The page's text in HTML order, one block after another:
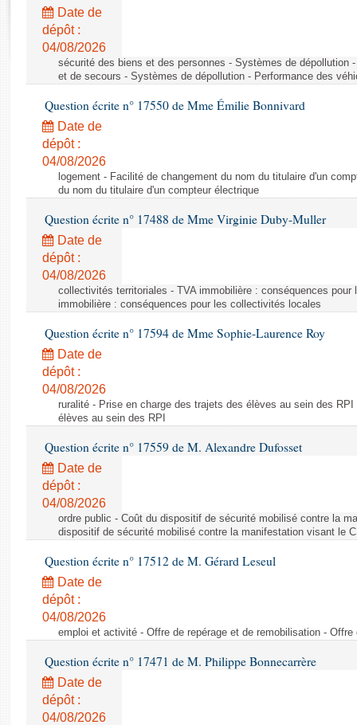
Rapports législatifs
Rapports sur l'application des lois
Baromètre de l’application des lois
Dossiers législatifs
Budget et sécurité sociale
Questions écrites et orales
Comptes rendus des débats
Date de
dépôt :
04/08/2026
sécurité des biens et des personnes - Systèmes de dépollution
et de secours - Systèmes de dépollution - Performance des
Question écrite n° 17550 de Mme Émilie Bonnivard
Date de
dépôt :
04/08/2026
logement - Facilité de changement du nom du titulaire d'un
du nom du titulaire d'un compteur électrique
Question écrite n° 17488 de Mme Virginie Duby-Muller
Date de
dépôt :
04/08/2026
collectivités territoriales - TVA immobilière : conséquences
immobilière : conséquences pour les collectivités locales
Question écrite n° 17594 de Mme Sophie-Laurence Roy
Date de
dépôt :
04/08/2026
ruralité - Prise en charge des trajets des élèves au sein des
élèves au sein des RPI
Question écrite n° 17559 de M. Alexandre Dufosset
Date de
dépôt :
04/08/2026
ordre public - Coût du dispositif de sécurité mobilisé contre la
dispositif de sécurité mobilisé contre la manifestation visant le
Question écrite n° 17512 de M. Gérard Leseul
Date de
dépôt :
04/08/2026
emploi et activité - Offre de repérage et de remobilisation -
Question écrite n° 17471 de M. Philippe Bonnecarrère
Date de
dépôt :
04/08/2026